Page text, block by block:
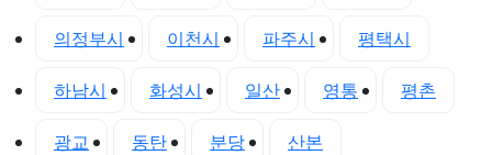
의정부시 이천시 파주시 평택시
하남시 화성시 일산 영통 평촌
광교 동탄 분당
산본